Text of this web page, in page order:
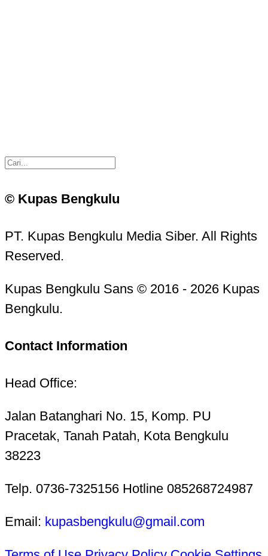
© Kupas Bengkulu
PT. Kupas Bengkulu Media Siber. All Rights
Reserved.
Kupas Bengkulu Sans © 2016 - 2026 Kupas
Bengkulu.
Contact Information
Head Office:
Jalan Batanghari No. 15, Komp. PU
Pracetak, Tanah Patah, Kota Bengkulu
38223
Telp. 0736-7325156 Hotline 085268724987
Email: kupasbengkulu@gmail.com